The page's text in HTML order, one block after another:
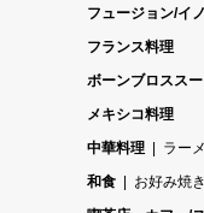
フュージョン/イ
フランス料理
ボーンブロスス
メキシコ料理
中華料理
ラー
和食
お好み焼